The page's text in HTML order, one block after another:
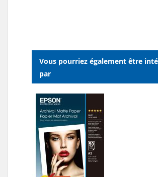
D’ENVIE
Vous pourriez également être
par